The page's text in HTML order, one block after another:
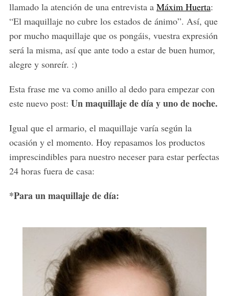
llamado la atención de una entrevista a Máxim Huerta:
“El maquillaje no cubre los estados de ánimo”. Así, que
por mucho maquillaje que os pongáis, vuestra expresión
será la misma, así que ante todo a estar de buen humor,
alegre y sonreír. :)
Esta frase me va como anillo al dedo para empezar con
este nuevo post: Un maquillaje de día y uno de noche.
Igual que el armario, el maquillaje varía según la
ocasión y el momento. Hoy repasamos los productos
imprescindibles para nuestro neceser para estar perfectas
24 horas fuera de casa:
*Para un maquillaje de día: